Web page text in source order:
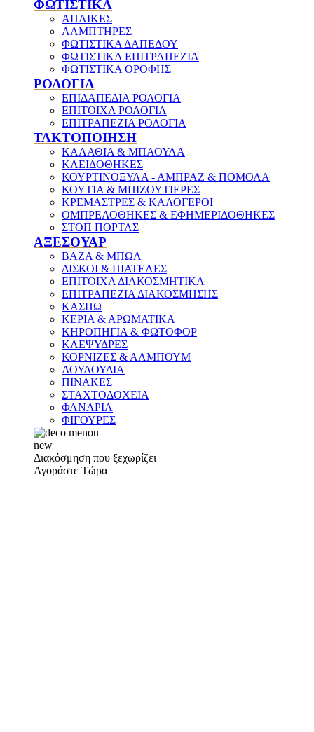
ΦΩΤΙΣΤΙΚΑ
ΑΠΛΙΚΕΣ
ΛΑΜΠΤΗΡΕΣ
ΦΩΤΙΣΤΙΚΑ ΔΑΠΕΔΟΥ
ΦΩΤΙΣΤΙΚΑ ΕΠΙΤΡΑΠΕΖΙΑ
ΦΩΤΙΣΤΙΚΑ ΟΡΟΦΗΣ
ΡΟΛΟΓΙΑ
ΕΠΙΔΑΠΕΔΙΑ ΡΟΛΟΓΙΑ
ΕΠΙΤΟΙΧΑ ΡΟΛΟΓΙΑ
ΕΠΙΤΡΑΠΕΖΙΑ ΡΟΛΟΓΙΑ
ΤΑΚΤΟΠΟΙΗΣΗ
ΚΑΛΑΘΙΑ & ΜΠΑΟΥΛΑ
ΚΛΕΙΔΟΘΗΚΕΣ
ΚΟΥΡΤΙΝΟΞΥΛΑ - ΑΜΠΡΑΖ & ΠΟΜΟΛΑ
ΚΟΥΤΙΑ & ΜΠΙΖΟΥΤΙΕΡΕΣ
ΚΡΕΜΑΣΤΡΕΣ & ΚΑΛΟΓΕΡΟΙ
ΟΜΠΡΕΛΟΘΗΚΕΣ & ΕΦΗΜΕΡΙΔΟΘΗΚΕΣ
ΣΤΟΠ ΠΟΡΤΑΣ
ΑΞΕΣΟΥΑΡ
ΒΑΖΑ & ΜΠΩΛ
ΔΙΣΚΟΙ & ΠΙΑΤΕΛΕΣ
ΕΠΙΤΟΙΧΑ ΔΙΑΚΟΣΜΗΤΙΚΑ
ΕΠΙΤΡΑΠΕΖΙΑ ΔΙΑΚΟΣΜΗΣΗΣ
ΚΑΣΠΩ
ΚΕΡΙΑ & ΑΡΩΜΑΤΙΚΑ
ΚΗΡΟΠΗΓΙΑ & ΦΩΤΟΦΟΡ
ΚΛΕΨΥΔΡΕΣ
ΚΟΡΝΙΖΕΣ & ΑΛΜΠΟΥΜ
ΛΟΥΛΟΥΔΙΑ
ΠΙΝΑΚΕΣ
ΣΤΑΧΤΟΔΟΧΕΙΑ
ΦΑΝΑΡΙΑ
ΦΙΓΟΥΡΕΣ
new
Διακόσμηση που ξεχωρίζει
Αγοράστε Τώρα